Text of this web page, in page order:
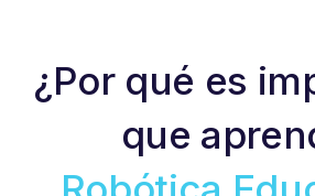
¿Por qué es
que